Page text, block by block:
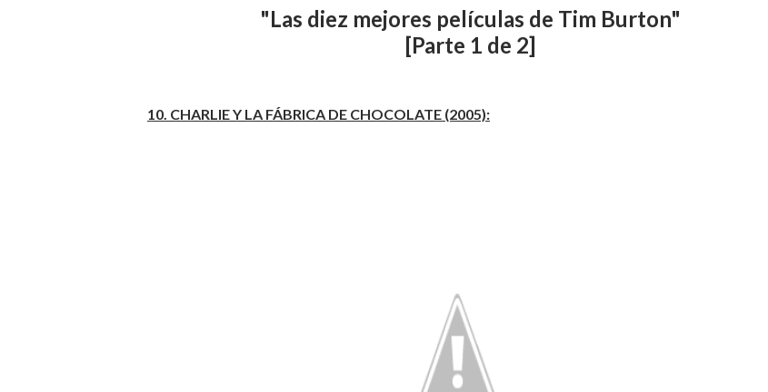
"Las diez mejores películas de Tim Burton"
[Parte 1 de 2]
10. CHARLIE Y LA FÁBRICA DE CHOCOLATE (2005):